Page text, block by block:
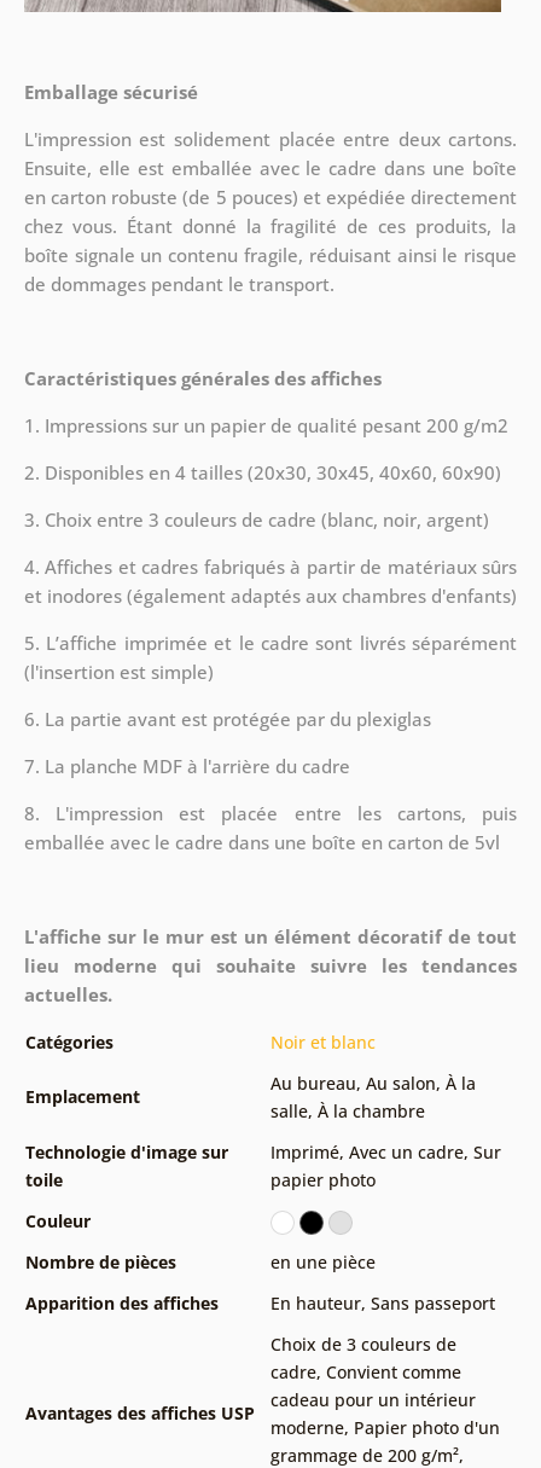
Emballage sécurisé
L'impression est solidement placée entre deux cartons.
Ensuite, elle est emballée avec le cadre dans une boîte
en carton robuste (de 5 pouces) et expédiée directement
chez vous. Étant donné la fragilité de ces produits, la
boîte signale un contenu fragile, réduisant ainsi le risque
de dommages pendant le transport.
Caractéristiques générales des affiches
1. Impressions sur un papier de qualité pesant 200 g/m2
2. Disponibles en 4 tailles (20x30, 30x45, 40x60, 60x90)
3. Choix entre 3 couleurs de cadre (blanc, noir, argent)
4. Affiches et cadres fabriqués à partir de matériaux sûrs
et inodores (également adaptés aux chambres d'enfants)
5. L’affiche imprimée et le cadre sont livrés séparément
(l'insertion est simple)
6. La partie avant est protégée par du plexiglas
7. La planche MDF à l'arrière du cadre
8. L'impression est placée entre les cartons, puis
emballée avec le cadre dans une boîte en carton de 5vl
L'affiche sur le mur est un élément décoratif de tout
lieu moderne qui souhaite suivre les tendances
actuelles.
Catégories Noir et blanc
Emplacement
Au bureau, Au salon, À la
salle, À la chambre
Technologie d'image sur
toile
Imprimé, Avec un cadre, Sur
papier photo
Couleur
Nombre de pièces
en une pièce
Apparition des affiches
En hauteur, Sans passeport
Avantages des affiches USP
Choix de 3 couleurs de
cadre, Convient comme
cadeau pour un intérieur
moderne, Papier photo d'un
grammage de 200 g/m²,